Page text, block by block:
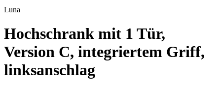
Luna
Hochschrank mit 1 Tür,
Version C, integriertem Griff,
linksanschlag